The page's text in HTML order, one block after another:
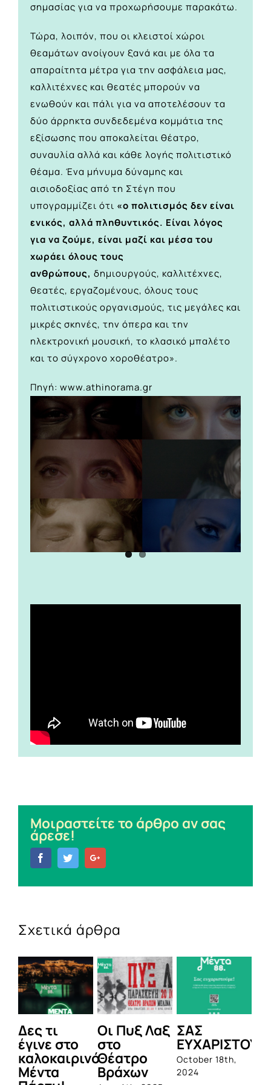
σημασίας για να προχωρήσουμε παρακάτω.
Τώρα, λοιπόν, που οι κλειστοί χώροι
θεαμάτων ανοίγουν ξανά και με όλα τα
απαραίτητα μέτρα για την ασφάλεια μας,
καλλιτέχνες και θεατές μπορούν να
ενωθούν και πάλι για να αποτελέσουν τα
δύο άρρηκτα συνδεδεμένα κομμάτια της
εξίσωσης που αποκαλείται θέατρο,
συναυλία αλλά και κάθε λογής πολιτιστικό
θέαμα. Ένα μήνυμα δύναμης και
αισιοδοξίας από τη Στέγη που
υπογραμμίζει ότι «ο πολιτισμός δεν είναι
ενικός, αλλά πληθυντικός. Είναι λόγος
για να ζούμε, είναι μαζί και μέσα του
χωράει όλους τους
ανθρώπους, δημιουργούς, καλλιτέχνες,
θεατές, εργαζομένους, όλους τους
πολιτιστικούς οργανισμούς, τις μεγάλες και
μικρές σκηνές, την όπερα και την
ηλεκτρονική μουσική, το κλασικό μπαλέτο
και το σύγχρονο χοροθέατρο».
Πηγή: www.athinorama.gr
Μοιραστείτε το άρθρο αν σας
άρεσε!
FacebookTwitter
Σχετικά άρθρα
Δες τι
έγινε στο
καλοκαιρινό
Μέντα
Οι Πυξ Λαξ
στο
Θέατρο
Βράχων
ΣΑΣ
October 18th,
2024